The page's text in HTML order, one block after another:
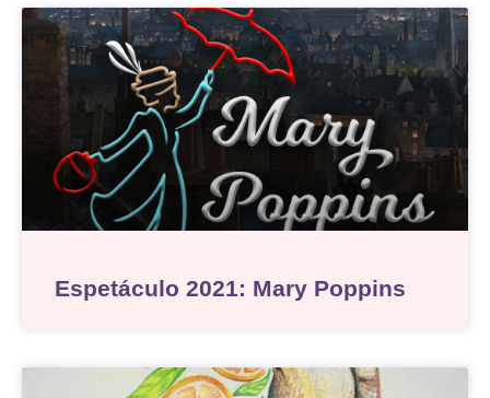
Espetáculo 2021: Mary Poppins